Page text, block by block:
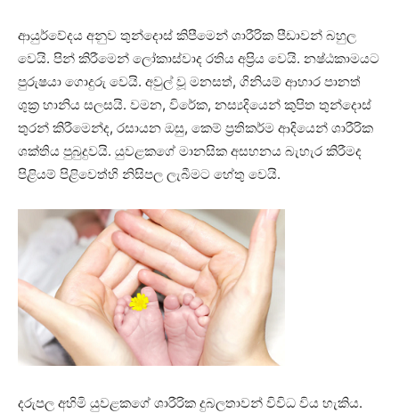
ආයුර්වේදය අනුව තුන්දොස්‌ කිපීමෙන් ශාරීරික පීඩාවන් බහුල
වෙයි. පින් කිරීමෙන් ලෝකාස්‌වාද රතිය අප්‍රිය වෙයි. නෂ්ඨකාමයට
පුරුෂයා ගොදුරු වෙයි. අවුල් වූ මනසත්, ගිනියම් ආහාර පානත්
ශුක්‍ර හානිය සලසයි. වමන, විරේක, නස්‍යදියෙන් කුපිත තුන්දොස්‌
තුරන් කිරීමෙන්ද, රසායන ඔසු, කෙම් ප්‍රතිකර්ම ආදියෙන් ශාරීරික
ශක්‌තිය පුබුදුවයි. යුවළකගේ මානසික අසහනය බැහැර කිරීමද
පිළියම් පිළිවෙත්හි නිසිපල ලැබීමට හේතු වෙයි.
දරුපල අහිමි යුවළකගේ ශාරීරික දුබලතාවන් විවිධ විය හැකිය.